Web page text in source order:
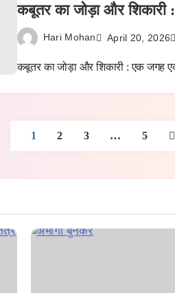
कबूतर का जोड़ा और शिकारी
Hari Mohan April 20, 2026
कबूतर का जोड़ा और शिकारी : एक जगह
1 2 3 … 5